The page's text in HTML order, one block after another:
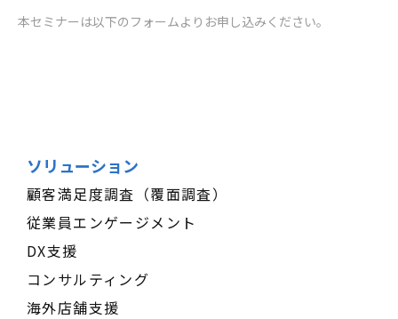
本セミナーは以下のフォームよりお申し込みください。
ソリューション
顧客満足度調査（覆面調査）
従業員エンゲージメント
DX支援
コンサルティング
海外店舗支援